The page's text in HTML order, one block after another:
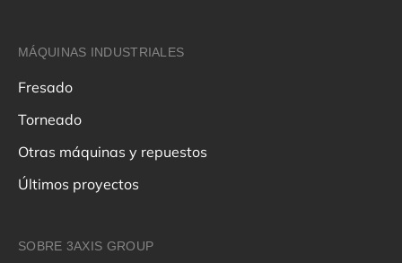
MÁQUINAS INDUSTRIALES
Fresado
Torneado
Otras máquinas y repuestos
Últimos proyectos
SOBRE 3AXIS GROUP